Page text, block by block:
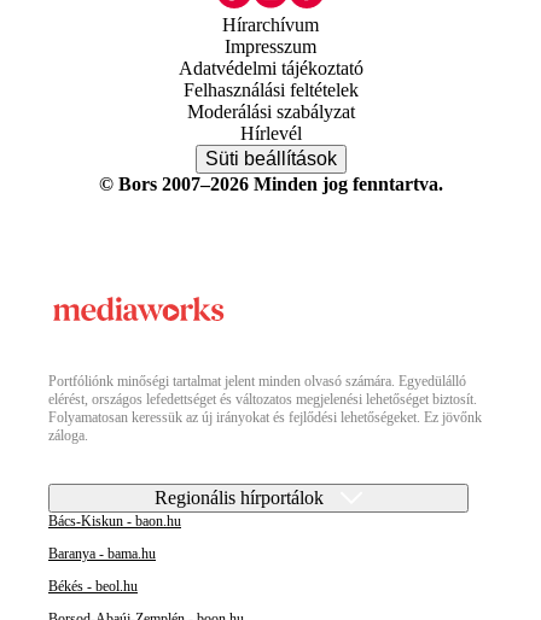
Hírarchívum
Impresszum
Adatvédelmi tájékoztató
Felhasználási feltételek
Moderálási szabályzat
Hírlevél
Süti beállítások
© Bors 2007–2026 Minden jog fenntartva.
Portfóliónk minőségi tartalmat jelent minden olvasó számára. Egyedülálló
elérést, országos lefedettséget és változatos megjelenési lehetőséget biztosít.
Folyamatosan keressük az új irányokat és fejlődési lehetőségeket. Ez jövőnk
záloga.
Regionális hírportálok
Bács-Kiskun - baon.hu
Baranya - bama.hu
Békés - beol.hu